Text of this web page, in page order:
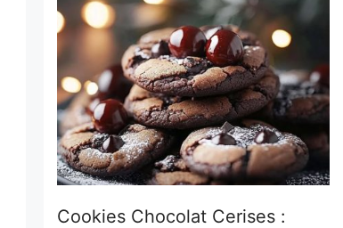
Cookies Chocolat Cerises :